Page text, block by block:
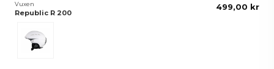
Vuxen
Republic R 200
Vit
499,00 kr